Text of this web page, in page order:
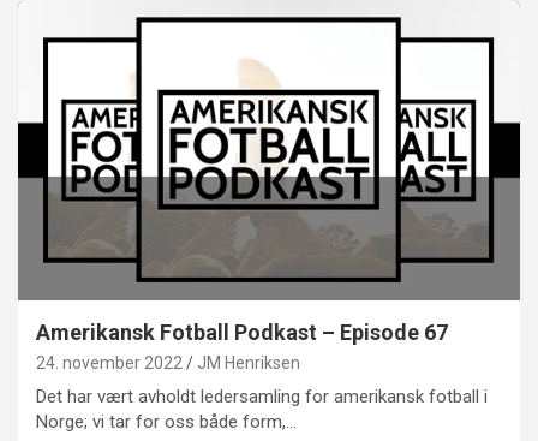
Amerikansk Fotball Podkast – Episode 67
24. november 2022 JM Henriksen
Det har vært avholdt ledersamling for amerikansk fotball i
Norge; vi tar for oss både form,…